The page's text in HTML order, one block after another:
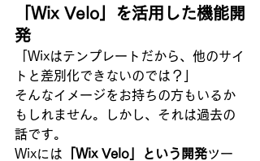
「Wix Velo」を活用した機能開
発
「Wixはテンプレートだから、他のサイ
トと差別化できないのでは？」
そんなイメージをお持ちの方もいるか
もしれません。しかし、それは過去の
話です。
Wixには 「Wix Velo」という開発ツー